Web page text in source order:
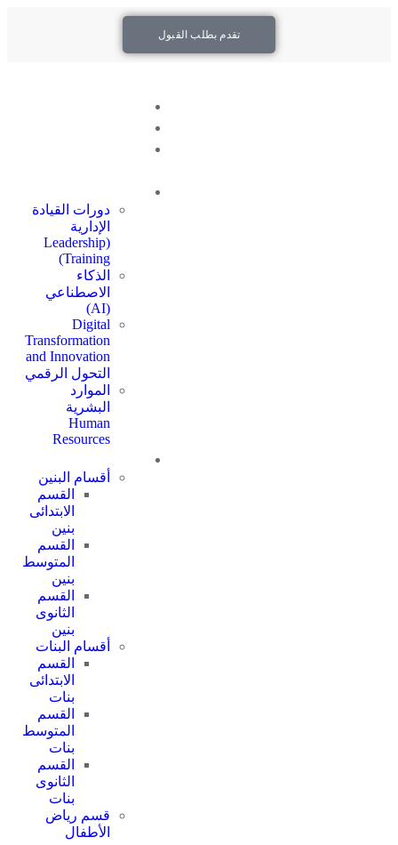
تقدم بطلب القبول
دورات القيادة
الإدارية
(Leadership
Training)
الذكاء
الاصطناعي
(AI)
Digital
Transformation
and Innovation
التحول الرقمي
الموارد
البشرية
Human
Resources
أقسام البنين
القسم
الابتدائى
بنين
القسم
المتوسط
بنين
القسم
الثانوى
بنين
أقسام البنات
القسم
الابتدائى
بنات
القسم
المتوسط
بنات
القسم
الثانوى
بنات
قسم رياض
الأطفال